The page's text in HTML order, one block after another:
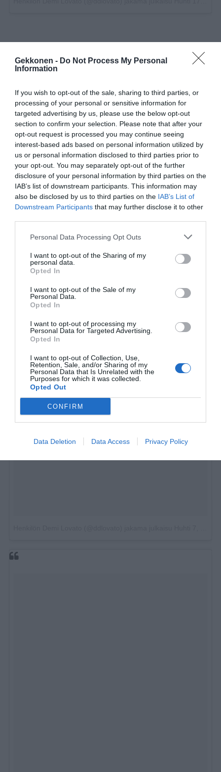
Gekkonen - Do Not Process My Personal
Information
If you wish to opt-out of the sale, sharing to third parties, or
processing of your personal or sensitive information for
targeted advertising by us, please use the below opt-out
section to confirm your selection. Please note that after your
opt-out request is processed you may continue seeing
interest-based ads based on personal information utilized by
us or personal information disclosed to third parties prior to
your opt-out. You may separately opt-out of the further
disclosure of your personal information by third parties on the
IAB’s list of downstream participants. This information may
also be disclosed by us to third parties on the IAB’s List of
Downstream Participants that may further disclose it to other
Personal Data Processing Opt Outs
I want to opt-out of the Sharing of my
personal data.
Opted In
I want to opt-out of the Sale of my
Personal Data.
Opted In
I want to opt-out of processing my
Personal Data for Targeted Advertising.
Opted In
I want to opt-out of Collection, Use,
Retention, Sale, and/or Sharing of my
Personal Data that Is Unrelated with the
Purposes for which it was collected.
Opted Out
CONFIRM
Data Deletion Data Access Privacy Policy